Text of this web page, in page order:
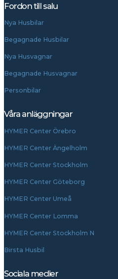
Fordon till salu
Nya Husbilar
Begagnade Husbilar
Nya Husvagnar
Begagnade Husvagnar
Personbilar
Våra anläggningar
HYMER Center Örebro
HYMER Center Ängelholm
HYMER Center Stockholm
HYMER Center Göteborg
HYMER Center Umeå
HYMER Center Lomma
HYMER Center Stockholm N
Birsta Husbil
Sociala medier